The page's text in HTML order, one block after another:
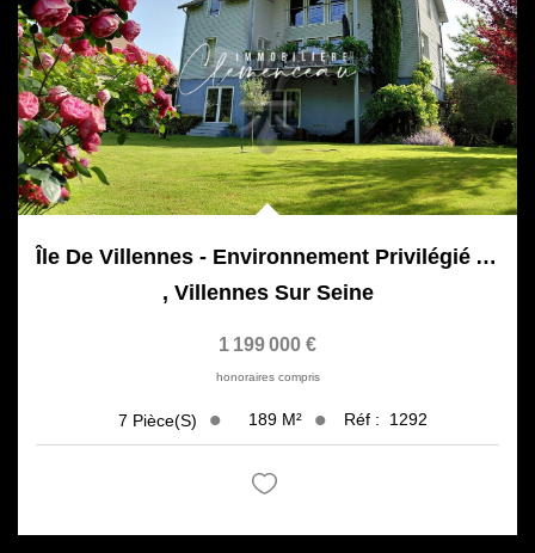
Île De Villennes - Environnement Privilégié Avec Ponton Et...
, Villennes Sur Seine
1 199 000 €
honoraires compris
7 Pièce(s) 189 M² Réf : 1292